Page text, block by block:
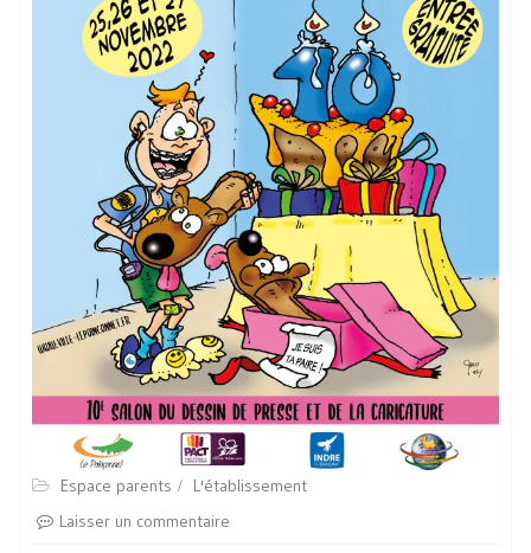
Espace parents
L'établissement
Laisser un commentaire